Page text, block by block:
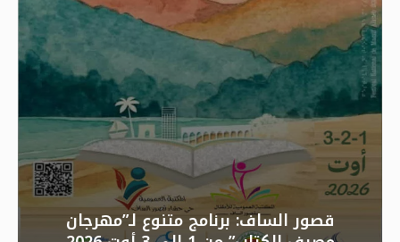
قصور الساف: برنامج متنوع لـ”مهرجان